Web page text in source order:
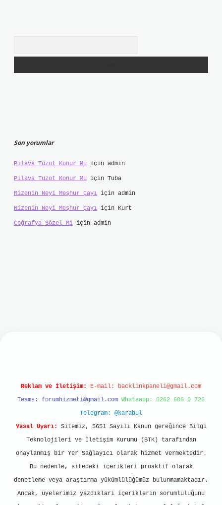
Son yorumlar
Pilava Tuzot Konur Mu için admin
Pilava Tuzot Konur Mu için Tuba
Rizenin Neyi Meşhur Çayı için admin
Rizenin Neyi Meşhur Çayı için Kurt
Coğrafya Sözel Mi için admin
Reklam ve İletişim: E-mail: backlinkpaneli@gmail.com
Teams: forumhizmeti@gmail.com Whatsapp: 0262 606 0 726
Telegram: @karabul
Yasal Uyarı:
Sitemiz, 5651 Sayılı Kanun gereğince Bilgi
Teknolojileri ve İletişim Kurumu (BTK) tarafından
onaylanmış bir Yer Sağlayıcı olarak hizmet vermektedir.
Bu nedenle, sitedeki içerikleri proaktif olarak
denetleme veya araştırma yükümlülüğümüz bulunmamaktadır.
Ancak, üyelerimiz yazdıkları içeriklerin sorumluluğunu